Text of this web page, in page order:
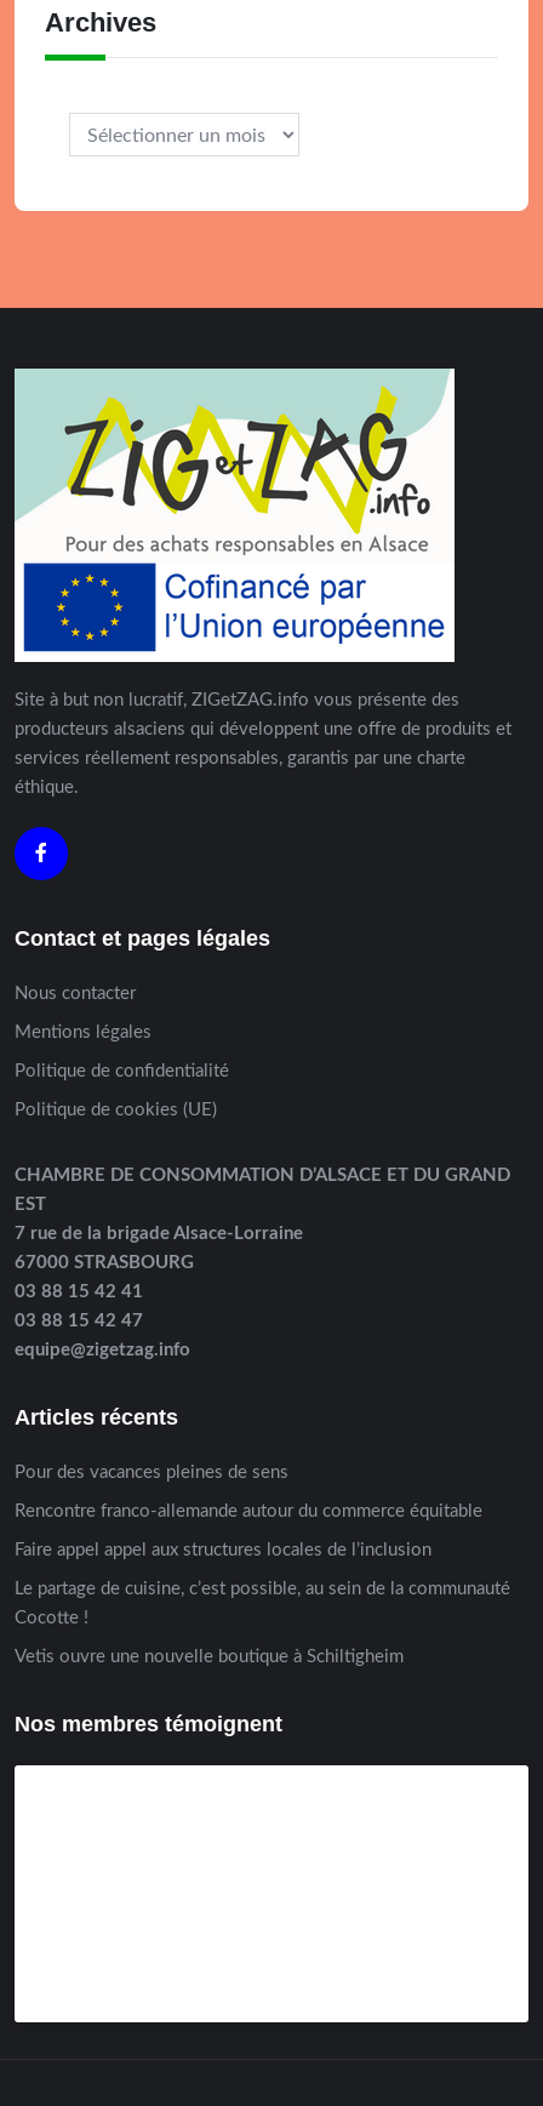
Archives
Site à but non lucratif, ZIGetZAG.info vous présente des
producteurs alsaciens qui développent une offre de produits et
services réellement responsables, garantis par une charte
éthique.
Contact et pages légales
Nous contacter
Mentions légales
Politique de confidentialité
Politique de cookies (UE)
CHAMBRE DE CONSOMMATION D’ALSACE ET DU GRAND
EST
7 rue de la brigade Alsace-Lorraine
67000 STRASBOURG
03 88 15 42 41
03 88 15 42 47
equipe@zigetzag.info
Articles récents
Pour des vacances pleines de sens
Rencontre franco-allemande autour du commerce équitable
Faire appel appel aux structures locales de l’inclusion
Le partage de cuisine, c’est possible, au sein de la communauté
Cocotte !
Vetis ouvre une nouvelle boutique à Schiltigheim
Nos membres témoignent